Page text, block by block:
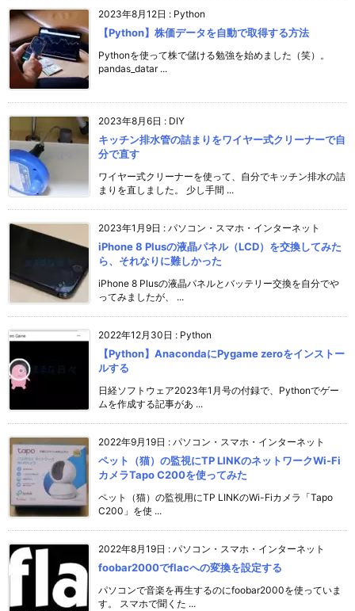
2023年8月12日 : Python
【Python】株価データを自動で取得する方法
Pythonを使って株で儲ける勉強を始めました（笑）。
pandas_datar ...
2023年8月6日 : DIY
キッチン排水管の詰まりをワイヤー式クリーナーで自
分で直す
ワイヤー式クリーナーを使って、自分でキッチン排水の詰
まりを直しました。 少し手間 ...
2023年1月9日 : パソコン・スマホ・インターネット
iPhone 8 Plusの液晶パネル（LCD）を交換してみた
ら、それなりに難しかった
iPhone 8 Plusの液晶パネルとバッテリー交換を自分でや
ってみましたが、 ...
2022年12月30日 : Python
【Python】AnacondaにPygame zeroをインストー
ルする
日経ソフトウェア2023年1月号の付録で、Pythonでゲー
ムを作成する記事があ ...
2022年9月19日 : パソコン・スマホ・インターネット
ペット（猫）の監視にTP LINKのネットワークWi-Fi
カメラTapo C200を使ってみた
ペット（猫）の監視用にTP LINKのWi-Fiカメラ「Tapo
C200」を使 ...
2022年8月19日 : パソコン・スマホ・インターネット
foobar2000でflacへの変換を設定する
パソコンで音楽を再生するのにfoobar2000を使っていま
す。 スマホで聞くた ...